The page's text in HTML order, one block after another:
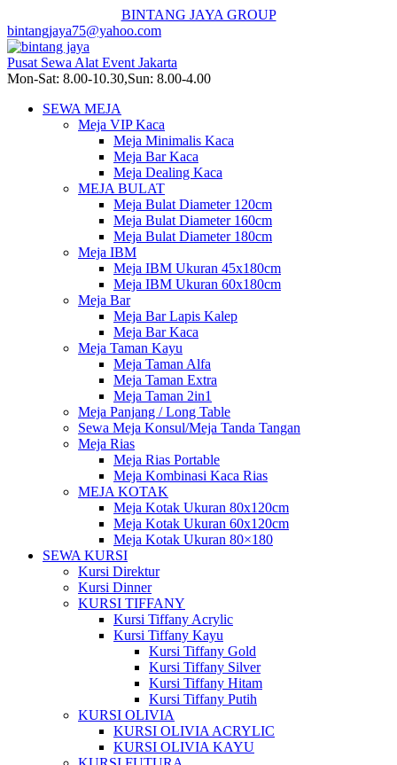
BINTANG JAYA GROUP
bintangjaya75@yahoo.com
Pusat Sewa Alat Event Jakarta
Mon-Sat: 8.00-10.30,Sun: 8.00-4.00
SEWA MEJA
Meja VIP Kaca
Meja Minimalis Kaca
Meja Bar Kaca
Meja Dealing Kaca
MEJA BULAT
Meja Bulat Diameter 120cm
Meja Bulat Diameter 160cm
Meja Bulat Diameter 180cm
Meja IBM
Meja IBM Ukuran 45x180cm
Meja IBM Ukuran 60x180cm
Meja Bar
Meja Bar Lapis Kalep
Meja Bar Kaca
Meja Taman Kayu
Meja Taman Alfa
Meja Taman Extra
Meja Taman 2in1
Meja Panjang / Long Table
Sewa Meja Konsul/Meja Tanda Tangan
Meja Rias
Meja Rias Portable
Meja Kombinasi Kaca Rias
MEJA KOTAK
Meja Kotak Ukuran 80x120cm
Meja Kotak Ukuran 60x120cm
Meja Kotak Ukuran 80×180
SEWA KURSI
Kursi Direktur
Kursi Dinner
KURSI TIFFANY
Kursi Tiffany Acrylic
Kursi Tiffany Kayu
Kursi Tiffany Gold
Kursi Tiffany Silver
Kursi Tiffany Hitam
Kursi Tiffany Putih
KURSI OLIVIA
KURSI OLIVIA ACRYLIC
KURSI OLIVIA KAYU